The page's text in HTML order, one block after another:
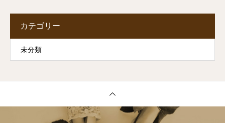
カテゴリー
未分類